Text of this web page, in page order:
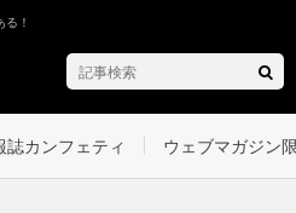
！
誌カンフェティ ウェブマガジン